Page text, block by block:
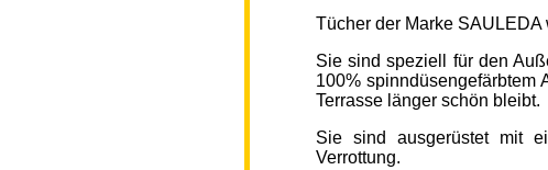
Tücher der Marke
Sie sind speziell für den
100% spinndüsengefärbtem
Terrasse länger schön bleibt.
Sie sind ausgerüstet mit
Verrottung.